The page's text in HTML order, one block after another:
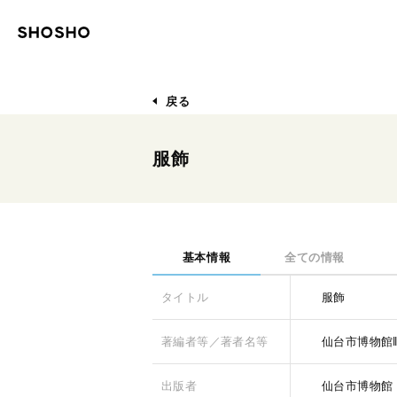
戻る
服飾
基本情報 全ての情報
タイトル 服飾
著編者等／著者名等 仙台市博物館
出版者 仙台市博物館